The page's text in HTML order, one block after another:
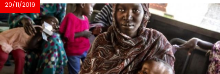
20/11/2019